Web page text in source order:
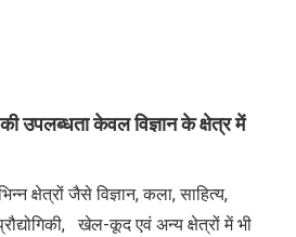
उपलब्धता केवल विज्ञान के क्षेत्र में
क्षेत्रों जैसे विज्ञान,कला,साहित्य,
खेल-कूद एवं अन्य क्षेत्रों में भी